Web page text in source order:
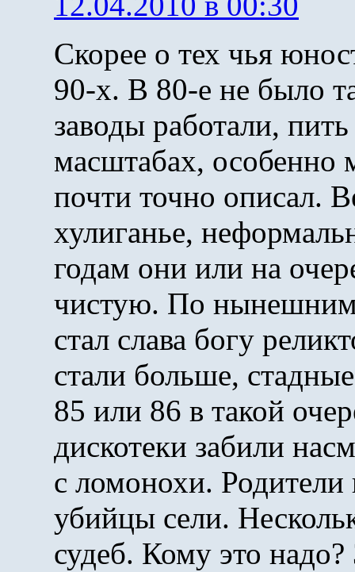
Скорее о тех чья
90-х. В 80-е не было
заводы работали,
масштабах,
почти точно описал.
хулиганье,
годам они или на
чистую. По нынешним
стал слава богу
стали больше,
85 или 86 в такой
дискотеки забили
с ломонохи. Родители
убийцы сели.
судеб. Кому это